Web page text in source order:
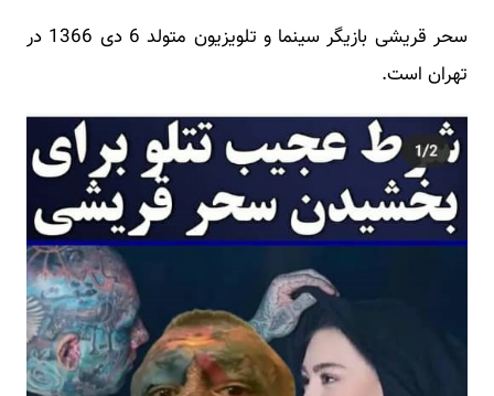
سحر قریشی بازیگر سینما و تلویزیون متولد 6 دی 1366 در
تهران است.